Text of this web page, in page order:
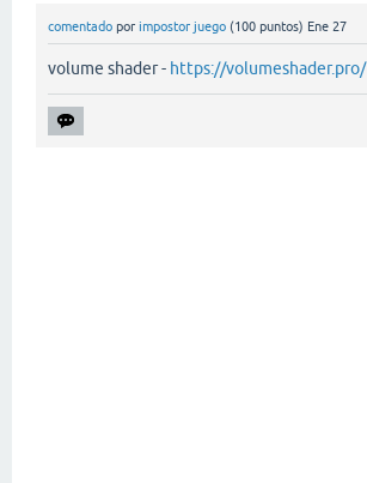
comentado por impostor juego (100 puntos) Ene 27
volume shader - https://volumeshader.pro/